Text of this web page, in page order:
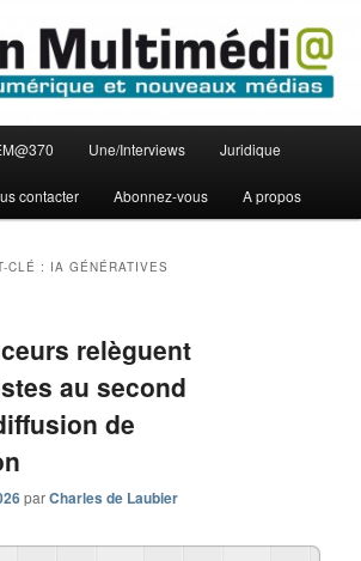
Une/Interviews Juridique
contacter Abonnez-vous A propos
CLÉ : IA GÉNÉRATIVES
relèguent
au second
de
parCharles de Laubier